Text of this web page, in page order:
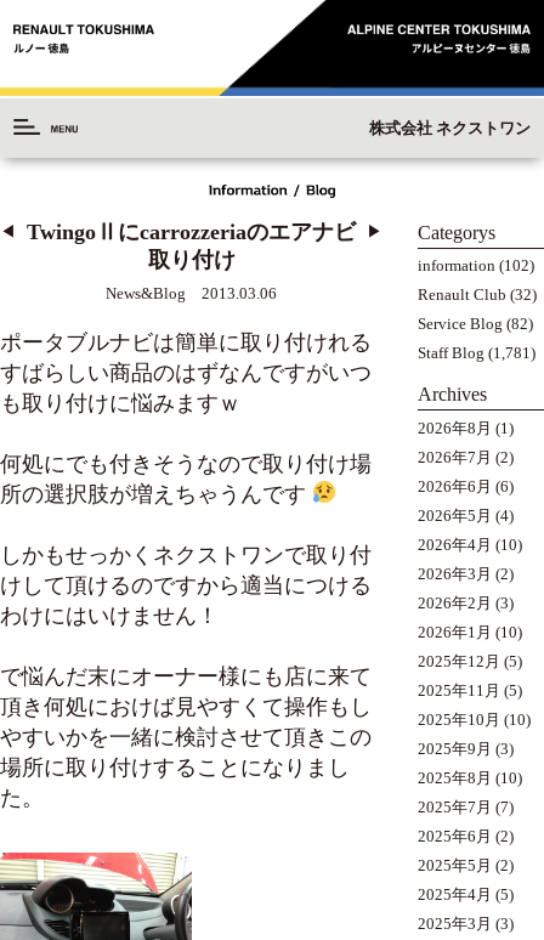
株式会社 ネクストワン
◀︎
TwingoⅡにcarrozzeriaのエアナビ
取り付け
News&Blog 2013.03.06
▶︎
ポータブルナビは簡単に取り付けれる
すばらしい商品のはずなんですがいつ
も取り付けに悩みますｗ
何処にでも付きそうなので取り付け場
所の選択肢が増えちゃうんです
しかもせっかくネクストワンで取り付
けして頂けるのですから適当につける
わけにはいけません！
で悩んだ末にオーナー様にも店に来て
頂き何処におけば見やすくて操作もし
やすいかを一緒に検討させて頂きこの
場所に取り付けすることになりまし
た。
Categorys
information (102)
Renault Club (32)
Service Blog (82)
Staff Blog (1,781)
Archives
2026年8月 (1)
2026年7月 (2)
2026年6月 (6)
2026年5月 (4)
2026年4月 (10)
2026年3月 (2)
2026年2月 (3)
2026年1月 (10)
2025年12月 (5)
2025年11月 (5)
2025年10月 (10)
2025年9月 (3)
2025年8月 (10)
2025年7月 (7)
2025年6月 (2)
2025年5月 (2)
2025年4月 (5)
2025年3月 (3)